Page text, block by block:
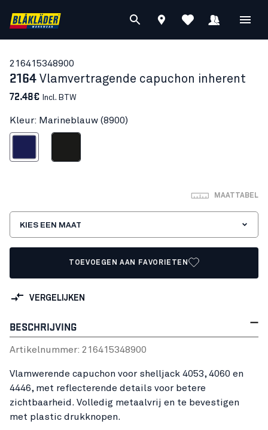
216415348900
2164 Vlamvertragende capuchon inherent
72.48€ Incl. BTW
Kleur: Marineblauw (8900)
MAATTABEL
KIES EEN MAAT
TOEVOEGEN AAN FAVORIETEN
VERGELIJKEN
BESCHRIJVING
Artikelnummer: 216415348900
Vlamwerende capuchon voor shelljack 4053, 4060 en
4446, met reflecterende details voor betere
zichtbaarheid. Volledig metaalvrij en te bevestigen
met plastic drukknopen.